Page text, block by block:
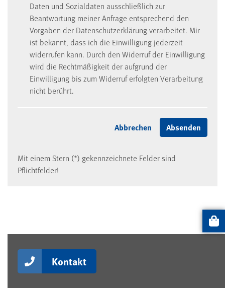
Daten und Sozialdaten ausschließlich zur
Beantwortung meiner Anfrage entsprechend den
Vorgaben der Datenschutzerklärung verarbeitet. Mir
ist bekannt, dass ich die Einwilligung jederzeit
widerrufen kann. Durch den Widerruf der Einwilligung
wird die Rechtmäßigkeit der aufgrund der
Einwilligung bis zum Widerruf erfolgten Verarbeitung
nicht berührt.
Mit einem Stern (*) gekennzeichnete Felder sind
Pflichtfelder!
Kontakt
Artikel